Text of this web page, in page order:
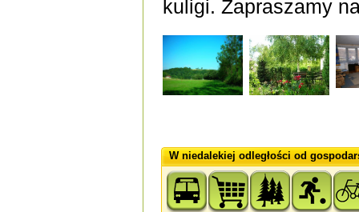
kuligi. Zapraszamy
W niedalekiej odległości od